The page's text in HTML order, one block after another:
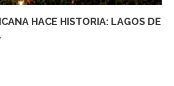
HACE HISTORIA: LAGOS DE